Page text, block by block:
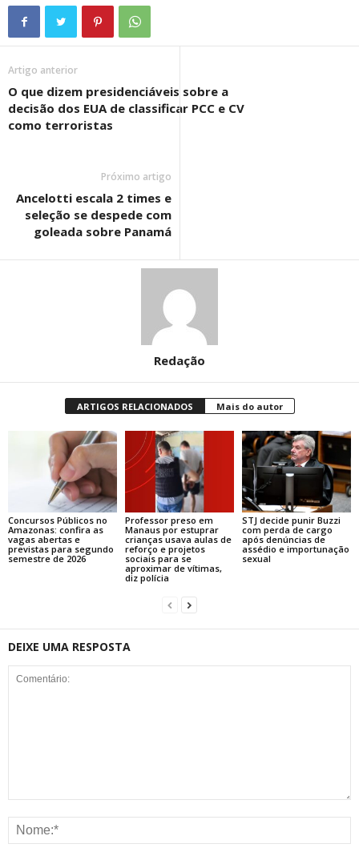
Artigo anterior
O que dizem presidenciáveis sobre a
decisão dos EUA de classificar PCC e CV
como terroristas
Próximo artigo
Ancelotti escala 2 times e
seleção se despede com
goleada sobre Panamá
Redação
ARTIGOS RELACIONADOS Mais do autor
Concursos Públicos no
Amazonas: confira as
vagas abertas e
previstas para segundo
semestre de 2026
Professor preso em
Manaus por estuprar
crianças usava aulas de
reforço e projetos
sociais para se
aproximar de vítimas,
diz polícia
STJ decide punir Buzzi
com perda de cargo
após denúncias de
assédio e importunação
sexual
DEIXE UMA RESPOSTA